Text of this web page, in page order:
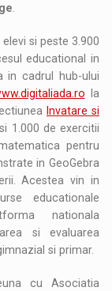
si peste 3.900
educational in
in cadrul hub-ului
la
Invatare si
1.000 de exercitii
pentru
in GeoGebra
Acestea vin in
educationale
nationala
si evaluarea
si primar.
cu Asociatia